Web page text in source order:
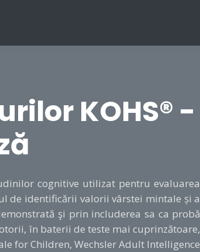
KOHS® -
cognitive utilizat pentru evaluarea
de identificării valorii vârstei mintale și a
şi prin includerea sa ca probă
în baterii de teste mai cuprinzătoare,
for Children, Wechsler Adult Intelligence